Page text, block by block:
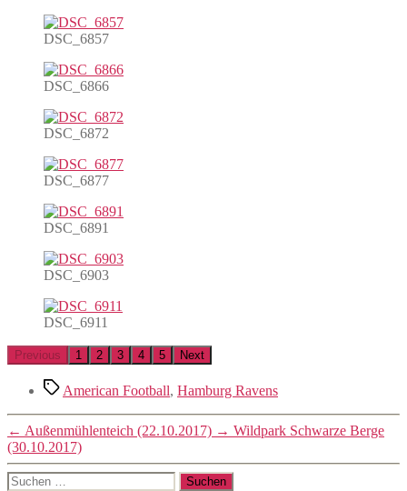
DSC_6857
DSC_6866
DSC_6872
DSC_6877
DSC_6891
DSC_6903
DSC_6911
Previous 1 2 3 4 5 Next
Schlagwörter
American Football, Hamburg Ravens
← Außenmühlenteich (22.10.2017) → Wildpark Schwarze Berge
(30.10.2017)
Suchen